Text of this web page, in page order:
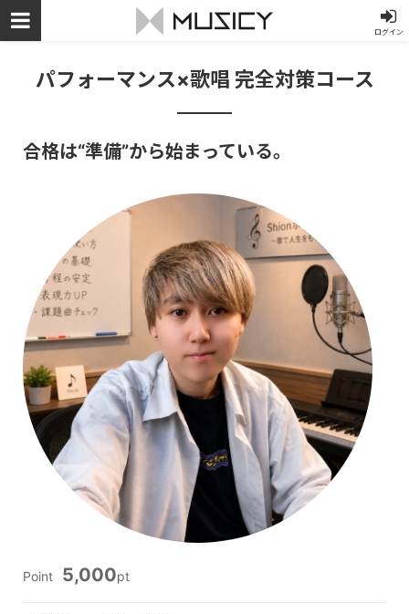
ログイン
パフォーマンス×歌唱 完全対策コース
合格は“準備”から始まっている。
Point 5,000pt